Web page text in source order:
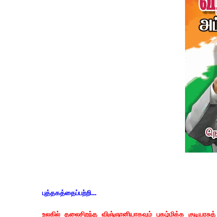
புத்தகத்தைப்பற்றி…
உலகில் தலைசிறந்த விஞ்ஞானியாகவும் புகழ்மிக்க